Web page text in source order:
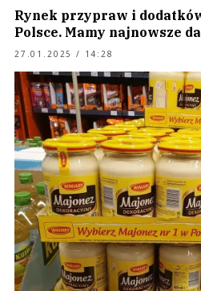
Rynek przypraw i
Polsce. Mamy najnowsze
27.01.2025 / 14:28